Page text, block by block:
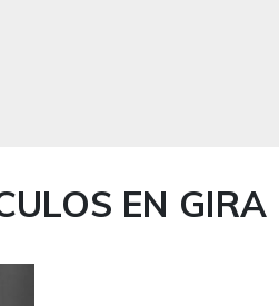
EN GIRA